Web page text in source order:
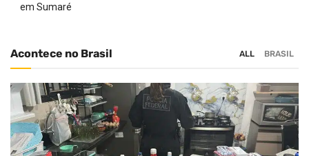
em Sumaré
Acontece no Brasil ALL BRASIL